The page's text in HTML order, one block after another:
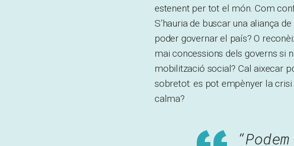
estenent per tot el món. Com
S’hauria de buscar una aliança
poder governar el país? O
mai concessions dels governs si
mobilització social? Cal aixecar
sobretot: es pot empènyer la
calma?